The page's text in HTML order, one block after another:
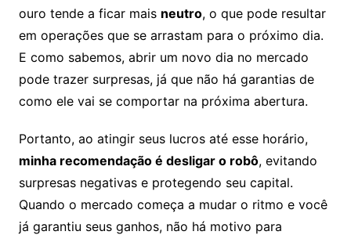
ouro tende a ficar mais neutro, o que pode resultar
em operações que se arrastam para o próximo dia.
E como sabemos, abrir um novo dia no mercado
pode trazer surpresas, já que não há garantias de
como ele vai se comportar na próxima abertura.
Portanto, ao atingir seus lucros até esse horário,
minha recomendação é desligar o robô, evitando
surpresas negativas e protegendo seu capital.
Quando o mercado começa a mudar o ritmo e você
já garantiu seus ganhos, não há motivo para